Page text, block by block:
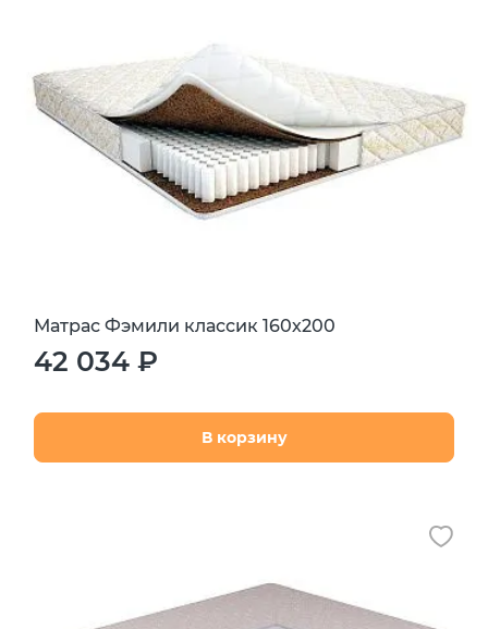
Матрас Фэмили классик 160х200
42 034 ₽
В корзину